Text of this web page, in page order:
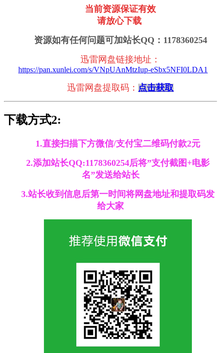
当前资源保证有效
请放心下载
资源如有任何问题可加站长QQ：1178360254
迅雷网盘链接地址 ：
https://pan.xunlei.com/s/VNpUAnMtzIup-eSbx5NFI0LDA1
迅雷网盘提取码： 点击获取
下载方式2:
1.直接扫描下方微信/支付宝二维码付款2元
2.添加站长QQ:1178360254后将”支付截图+电影
名”发送给站长
3.站长收到信息后第一时间将网盘地址和提取码发
给大家